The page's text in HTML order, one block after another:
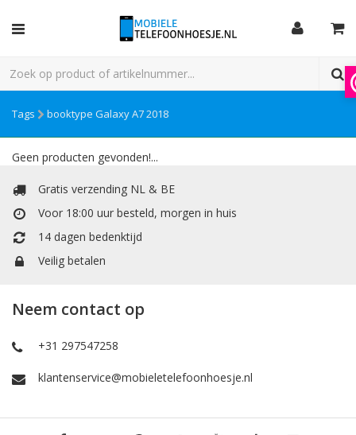
Tags booktype Galaxy A7 2018
Geen producten gevonden!...
Gratis verzending NL & BE
Voor 18:00 uur besteld, morgen in huis
14 dagen bedenktijd
Veilig betalen
Neem contact op
+31 297547258
klantenservice@mobieletelefoonhoesje.nl